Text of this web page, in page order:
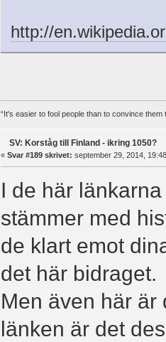
http://
“It's easier to fool people than to convince them
SV: Korståg till Finland - ikring 1050?
« Svar #189 skrivet: september 29, 2014,
I de här
stämmer med
de klart emot
det här bidraget.
Men även här är
länken är det